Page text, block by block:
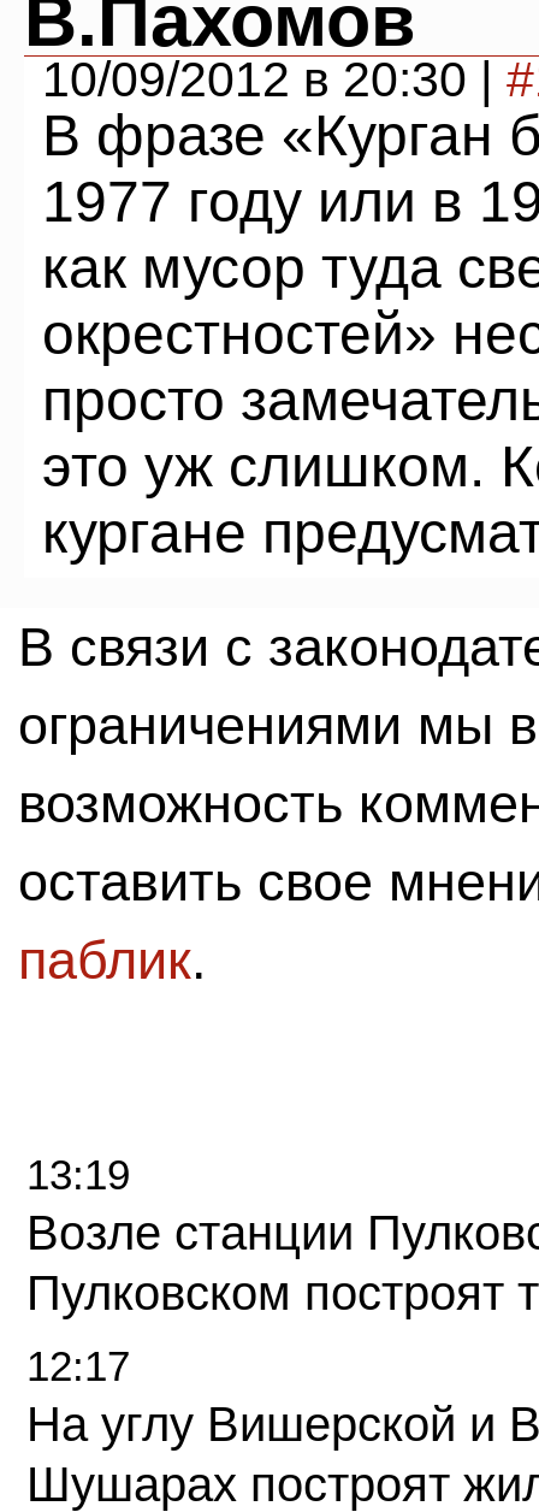
В.Пахомов
10/09/2012 в 20:30 |
В фразе «Курган
1977 году или в
как мусор туда
окрестностей»
просто
это уж слишком.
кургане
В связи с
ограничениями мы
возможность
оставить свое
паблик.
13:19
Возле станции
Пулковском построят
12:17
На углу Вишерской и
Шушарах построят